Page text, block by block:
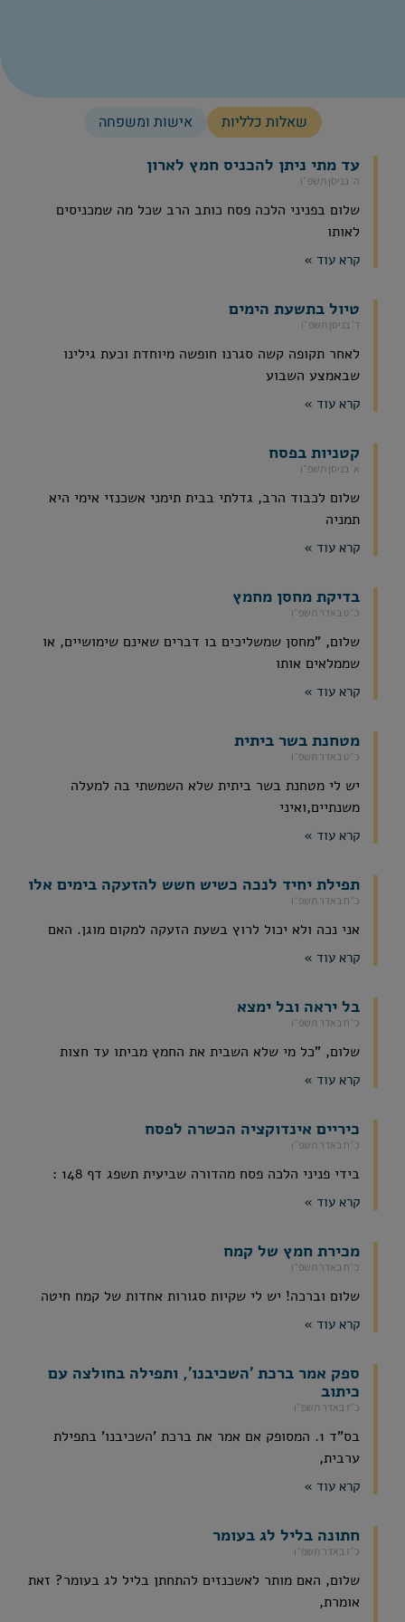
שאלות כלליות
אישות ומשפחה
עד מתי ניתן להכניס חמץ לארון
ה׳ בניסן תשפ״ו
שלום בפניני הלכה פסח כותב הרב שכל מה שמכניסים
לאותו
קרא עוד »
טיול בתשעת הימים
ד׳ בניסן תשפ״ו
לאחר תקופה קשה סגרנו חופשה מיוחדת וכעת גילינו
שבאמצע השבוע
קרא עוד »
קטניות בפסח
א׳ בניסן תשפ״ו
שלום לכבוד הרב, גדלתי בבית תימני אשכנזי אימי היא
תמניה
קרא עוד »
בדיקת מחסן מחמץ
כ״ט באדר תשפ״ו
שלום, "מחסן שמשליכים בו דברים שאינם שימושיים, או
שממלאים אותו
קרא עוד »
מטחנת בשר ביתית
כ״ט באדר תשפ״ו
יש לי מטחנת בשר ביתית שלא השמשתי בה למעלה
משנתיים,ואיני
קרא עוד »
תפילת יחיד לנכה כשיש חשש להזעקה בימים אלו
כ״ח באדר תשפ״ו
אני נכה ולא יכול לרוץ בשעת הזעקה למקום מוגן. האם
קרא עוד »
בל יראה ובל ימצא
כ״ח באדר תשפ״ו
שלום, "כל מי שלא השבית את החמץ מביתו עד חצות
קרא עוד »
כיריים אינדוקציה הכשרה לפסח
כ״ח באדר תשפ״ו
בידי פניני הלכה פסח מהדורה שביעית תשפג דף 148 :
קרא עוד »
מכירת חמץ של קמח
כ״ח באדר תשפ״ו
שלום וברכה! יש לי שקיות סגורות אחדות של קמח חיטה
קרא עוד »
ספק אמר ברכת 'השכיבנו', ותפילה בחולצה עם
כיתוב
כ״ז באדר תשפ״ו
בס"ד 1. המסופק אם אמר את ברכת 'השכיבנו' בתפילת
ערבית,
קרא עוד »
חתונה בליל לג בעומר
כ״ז באדר תשפ״ו
שלום, האם מותר לאשכנזים להתחתן בליל לג בעומר? זאת
אומרת,